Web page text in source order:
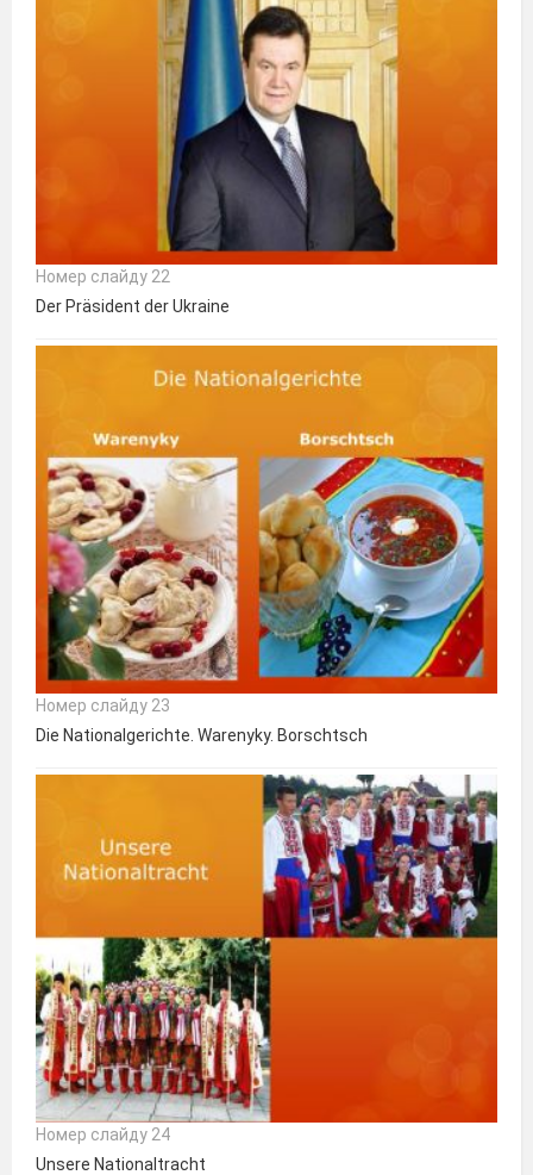
Номер слайду 22
Der Präsident der Ukraine
Номер слайду 23
Die Nationalgerichte. Warenyky. Borschtsch
Номер слайду 24
Unsere Nationaltracht